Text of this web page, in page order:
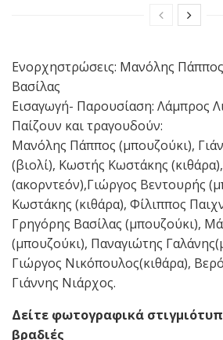
Ενορχηστρώσεις: Μανόλης
Βασίλας
Εισαγωγή- Παρουσίαση: Λάμπρος
Παίζουν και τραγουδούν:
Μανόλης Πάππος (μπουζούκι),
(βιολί), Κωστής Κωστάκης
(ακορντεόν),Γιώργος Βεντουρής
Κωστάκης (κιθάρα), Φίλιππος
Γρηγόρης Βασίλας (μπουζούκι),
(μπουζούκι), Παναγιώτης
Γιώργος Νικόπουλος(κιθάρα),
Γιάννης Νιάρχος.
Δείτε φωτογραφικά
βραδιές